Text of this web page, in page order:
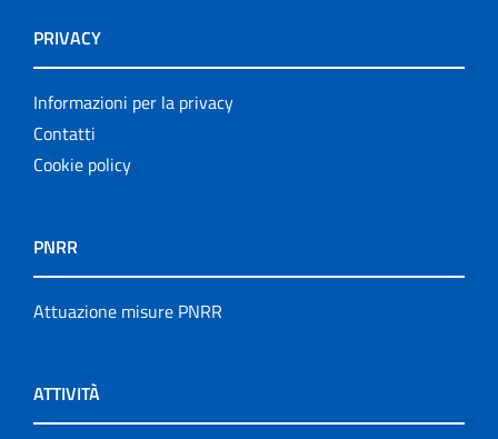
PRIVACY
Informazioni per la privacy
Contatti
Cookie policy
PNRR
Attuazione misure PNRR
ATTIVITÀ